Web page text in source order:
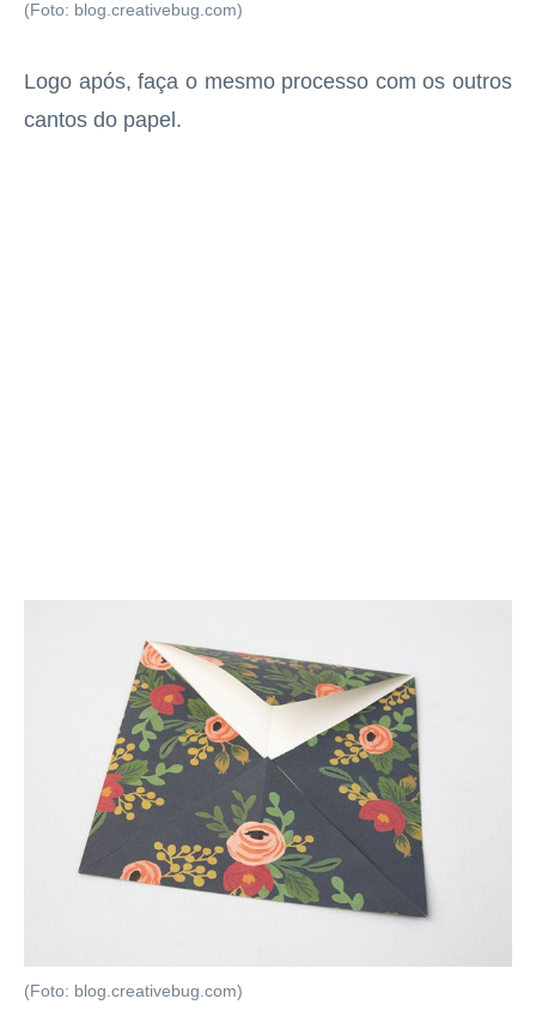
(Foto: blog.creativebug.com)
Logo após, faça o mesmo processo com os outros
cantos do papel.
(Foto: blog.creativebug.com)